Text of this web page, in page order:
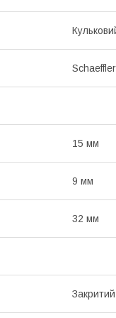
15 мм
9 мм
32 мм
Закритий